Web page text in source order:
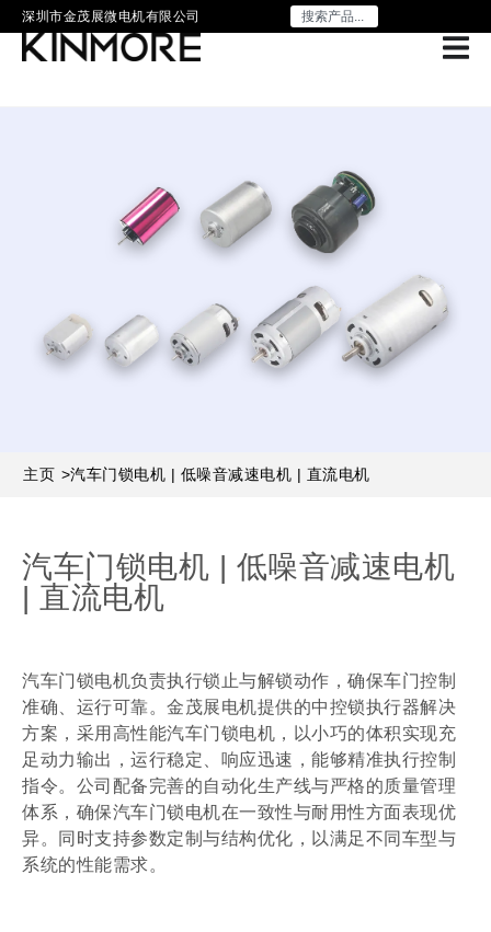
深圳市金茂展微电机有限公司
主页 >汽车门锁电机 | 低噪音减速电机 | 直流电机
汽车门锁电机 | 低噪音减速电机
| 直流电机
汽车门锁电机负责执行锁止与解锁动作，确保车门控制
准确、运行可靠。金茂展电机提供的中控锁执行器解决
方案，采用高性能汽车门锁电机，以小巧的体积实现充
足动力输出，运行稳定、响应迅速，能够精准执行控制
指令。公司配备完善的自动化生产线与严格的质量管理
体系，确保汽车门锁电机在一致性与耐用性方面表现优
异。同时支持参数定制与结构优化，以满足不同车型与
系统的性能需求。